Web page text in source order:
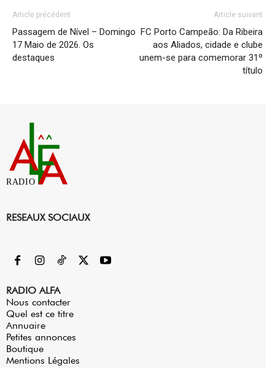
Article précédent
Passagem de Nível – Domingo
17 Maio de 2026. Os
destaques
Article suivant
FC Porto Campeão: Da Ribeira
aos Aliados, cidade e clube
unem-se para comemorar 31º
título
RADIO
RESEAUX SOCIAUX
RADIO ALFA
Nous contacter
Quel est ce titre
Annuaire
Petites annonces
Boutique
Mentions Légales